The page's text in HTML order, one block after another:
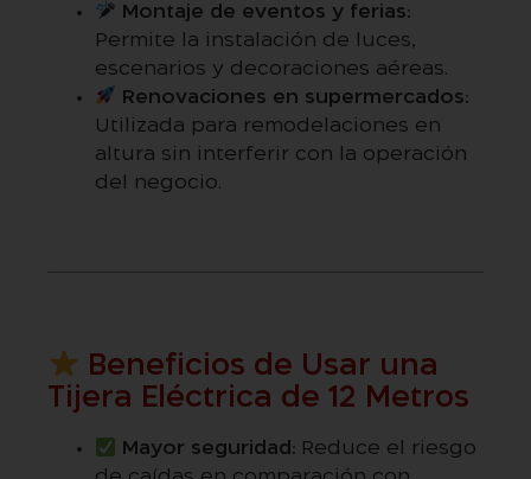
Montaje de eventos y ferias:
Permite la instalación de luces,
escenarios y decoraciones aéreas.
Renovaciones en supermercados:
Utilizada para remodelaciones en
altura sin interferir con la operación
del negocio.
Beneficios de Usar una
Tijera Eléctrica de 12 Metros
Mayor seguridad: Reduce el riesgo